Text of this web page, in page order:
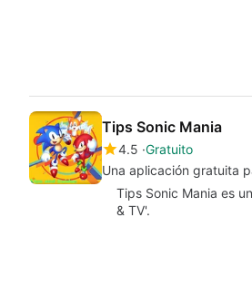
Tips Sonic Mania
4.5 Gratuito
Una aplicación gratuita
Tips Sonic Mania es
& TV'.